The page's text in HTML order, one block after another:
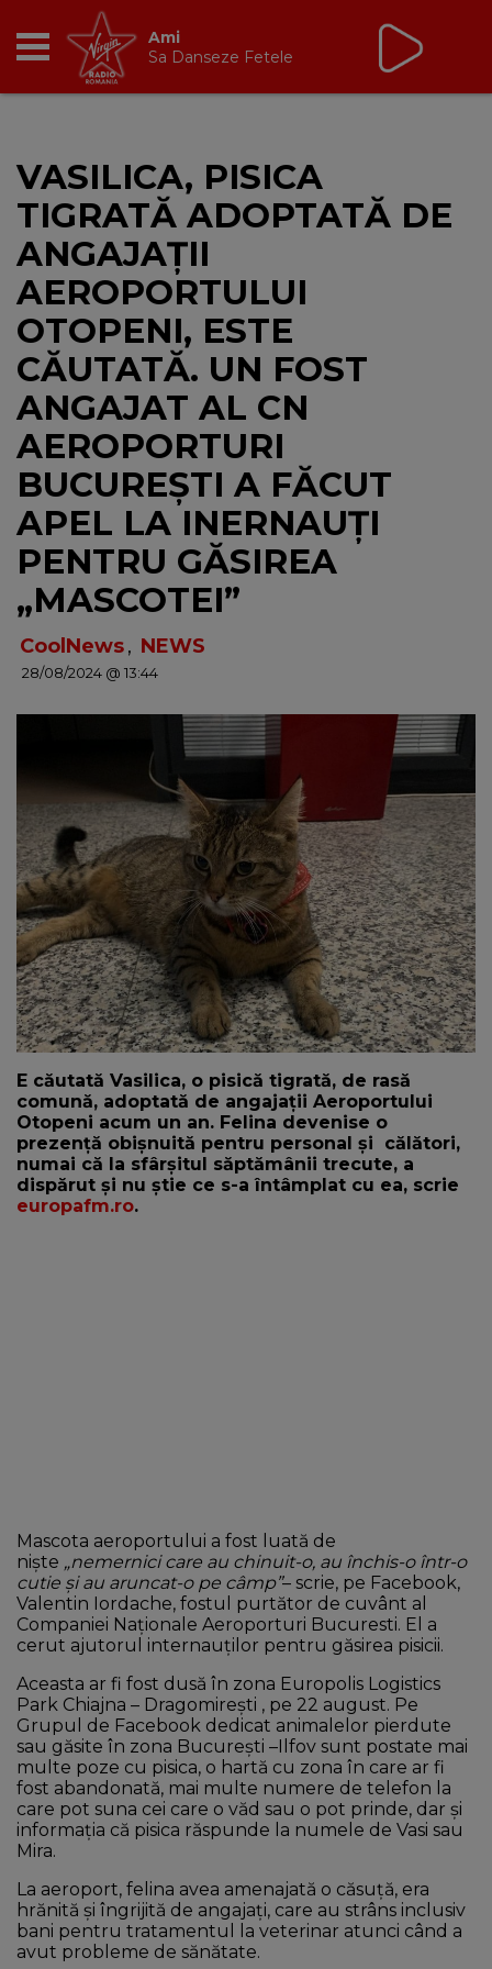
BREAKFAST
TIC TALK
CÂȘTIGĂ
HOT 30
DANCEFLOOR CHART
RADIO ACADEMY
NEWS
CONTUL MEU
Tic Talk
cu Oana Tache
10:00 - 13:00
VASILICA, PISICA
TIGRATĂ ADOPTATĂ DE
ANGAJAȚII
AEROPORTULUI
OTOPENI, ESTE
CĂUTATĂ. UN FOST
ANGAJAT AL CN
AEROPORTURI
BUCUREȘTI A FĂCUT
APEL LA INERNAUȚI
PENTRU GĂSIREA
„MASCOTEI”
CoolNews, NEWS
28/08/2024 @ 13:44
E căutată Vasilica, o pisică tigrată, de rasă
comună, adoptată de angajații Aeroportului
Otopeni acum un an. Felina devenise o
prezență obișnuită pentru personal și călători,
numai că la sfârșitul săptămânii trecute, a
dispărut și nu știe ce s-a întâmplat cu ea, scrie
europafm.ro.
Mascota aeroportului a fost luată de
niște „nemernici care au chinuit-o, au închis-o într-o
cutie și au aruncat-o pe câmp”– scrie, pe Facebook,
Valentin Iordache, fostul purtător de cuvânt al
Companiei Naționale Aeroporturi Bucuresti. El a
cerut ajutorul internauților pentru găsirea pisicii.
Aceasta ar fi fost dusă în zona Europolis Logistics
Park Chiajna – Dragomirești , pe 22 august. Pe
Grupul de Facebook dedicat animalelor pierdute
sau găsite în zona București –Ilfov sunt postate mai
multe poze cu pisica, o hartă cu zona în care ar fi
fost abandonată, mai multe numere de telefon la
care pot suna cei care o văd sau o pot prinde, dar și
informația că pisica răspunde la numele de Vasi sau
Mira.
La aeroport, felina avea amenajată o căsuță, era
hrănită și îngrijită de angajați, care au strâns inclusiv
bani pentru tratamentul la veterinar atunci când a
avut probleme de sănătate.